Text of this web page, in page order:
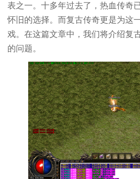
表之一。十多年过去了，热血传奇
怀旧的选择。而复古传奇更是为这
戏。在这篇文章中，我们将介绍复
的问题。